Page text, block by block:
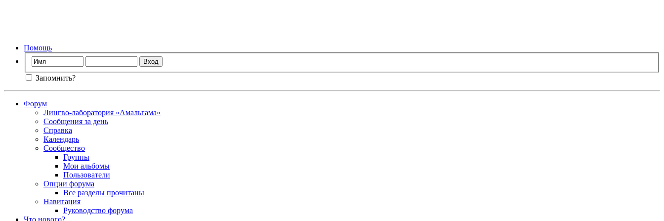
Помощь
Запомнить?
Форум
Лингво-лаборатория «Амальгама»
Сообщения за день
Справка
Календарь
Сообщество
Группы
Мои альбомы
Пользователи
Опции форума
Все разделы прочитаны
Навигация
Руководство форума
Что нового?